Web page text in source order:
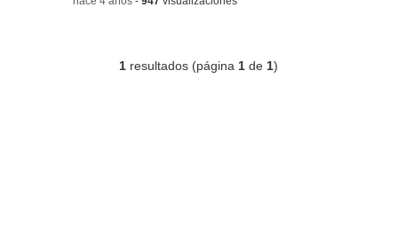
1 resultados (página 1 de 1)